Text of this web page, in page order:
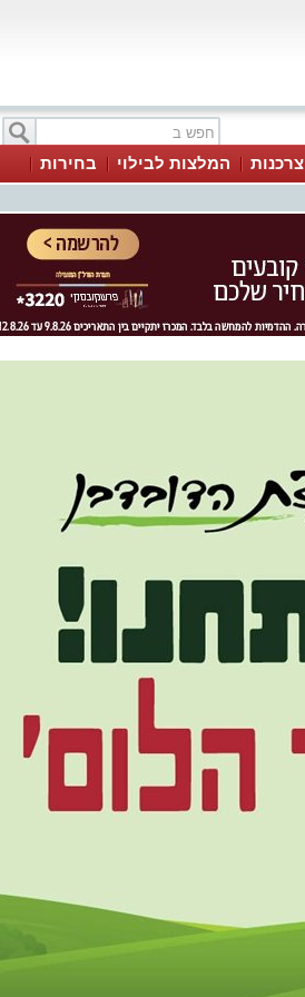
צרכנות המלצות לבילוי
בחירות